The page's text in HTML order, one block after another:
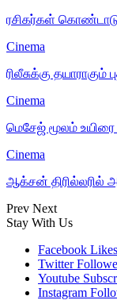
ரசிகர்கள்
Cinema
ரிலீசுக்கு
Cinema
மெசேஜ் மூலம் உயிரை
Cinema
ஆக்சன் திரில்லரில்
Prev Next
Stay With Us
Facebook Likes
Twitter
Youtube
Instagram